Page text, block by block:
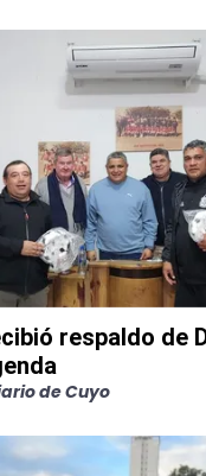
respaldo de
de Cuyo